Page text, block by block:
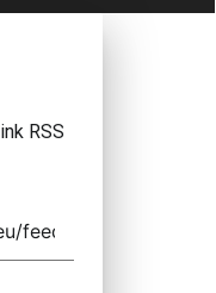
RSS